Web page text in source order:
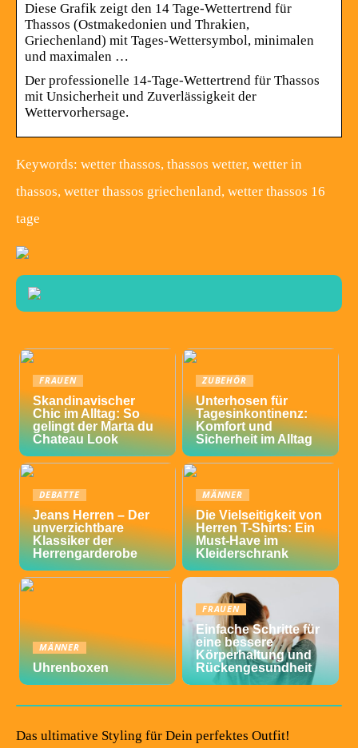
Diese Grafik zeigt den 14 Tage-Wettertrend für
Thassos (Ostmakedonien und Thrakien,
Griechenland) mit Tages-Wettersymbol, minimalen
und maximalen …
Der professionelle 14-Tage-Wettertrend für Thassos
mit Unsicherheit und Zuverlässigkeit der
Wettervorhersage.
Keywords: wetter thassos, thassos wetter, wetter in
thassos, wetter thassos griechenland, wetter thassos 16
tage
FRAUEN
Skandinavischer
Chic im Alltag: So
gelingt der Marta du
Chateau Look
ZUBEHÖR
Unterhosen für
Tagesinkontinenz:
Komfort und
Sicherheit im Alltag
DEBATTE
Jeans Herren – Der
unverzichtbare
Klassiker der
Herrengarderobe
MÄNNER
Die Vielseitigkeit von
Herren T-Shirts: Ein
Must-Have im
Kleiderschrank
MÄNNER
Uhrenboxen
FRAUEN
Einfache Schritte für
eine bessere
Körperhaltung und
Rückengesundheit
Das ultimative Styling für Dein perfektes Outfit!